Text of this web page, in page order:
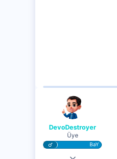
DevoDestroyer
Üye
BaY
7 Ağu 2023